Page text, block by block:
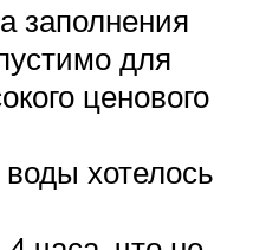
заполнения
для
ценового
хотелось